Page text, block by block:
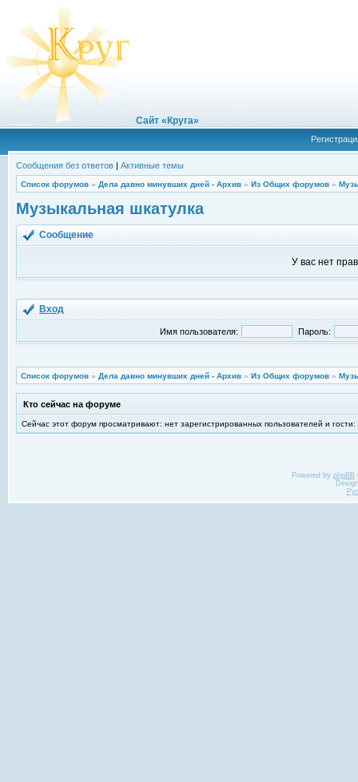
Сайт «Круга»
Сообщения без ответов | Активные темы
Список форумов » Дела давно минувших дней - Архив » Из Общих форумов »
Музыкальная шкатулка
Сообщение
У вас нет
Вход
Имя пользователя: Пароль:
Список форумов » Дела давно минувших дней - Архив » Из Общих форумов »
Кто сейчас на форуме
Сейчас этот форум просматривают: нет зарегистрированных пользователей и гости:
Powered by phpBB